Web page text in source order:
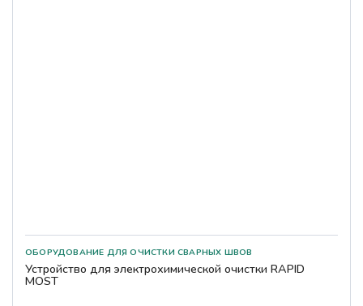
Устройство для электрохимической очистки RAPID
MOST